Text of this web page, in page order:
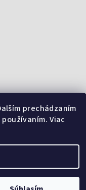
prechádzaním
Viac
vyhradené.